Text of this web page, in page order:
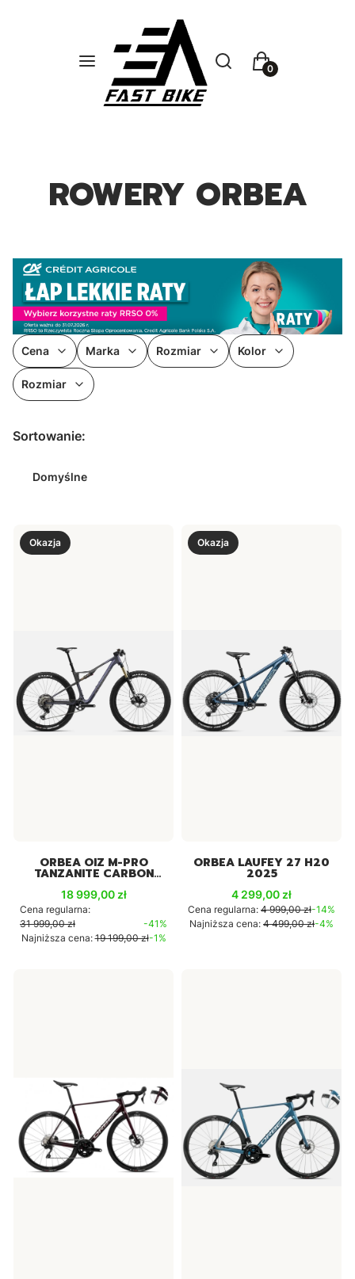
Menu Otwórz wyszukiwarkę
Szukaj Koszyk
ROWERY ORBEA
Cena Marka Rozmiar Kolor
Rozmiar
Lista produktów
Sortowanie:
Domyślne
Okazja
ORBEA OIZ M-PRO
TANZANITE CARBON
Cena promocyjna
18 999,00 zł
Cena regularna:
31 999,00 zł
-41%
Najniższa cena: 19 199,00 zł-1%
Okazja
ORBEA LAUFEY 27 H20
2025
Cena promocyjna
4 299,00 zł
Cena regularna: 4 999,00 zł-14%
Najniższa cena: 4 499,00 zł-4%